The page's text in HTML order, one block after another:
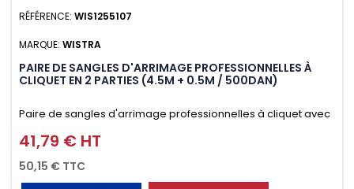
RÉFÉRENCE: WIS1255107
MARQUE: WISTRA
PAIRE DE SANGLES D'ARRIMAGE PROFESSIONNELLES À
CLIQUET EN 2 PARTIES (4.5M + 0.5M / 500DAN)
Paire de sangles d'arrimage professionnelles à cliquet avec
crochet en 2 parties (4.5M + 0.5M / 500daN), simple et rapide
d'utilisation. Permet d'arrimer et de sécuriser vos
chargements pendant le transport. Matière polyester très
Prix
41,79 € HT
50,15 € TTC